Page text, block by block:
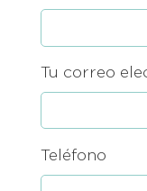
Tu correo
Teléfono